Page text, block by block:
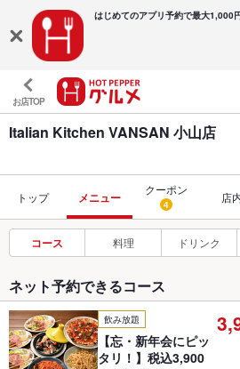
はじめてのアプリ予約で最大1,000
お店TOP
Italian Kitchen VANSAN 小山店
トップ メニュー
クーポン
4 店
コース 料理 ドリンク
ネット予約できるコース
飲み放題
【忘・新年会にピッ
タリ！】税込3,900